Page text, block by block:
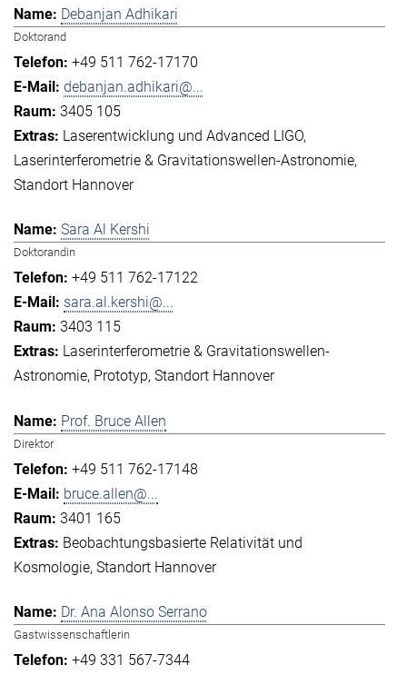
Debanjan Adhikari
Doktorand
+49 511 762-17170
debanjan.adhikari@...
3405 105
Laserentwicklung und Advanced LIGO
Laserinterferometrie & Gravitationswellen-Astronomie
Standort Hannover
Sara Al Kershi
Doktorandin
+49 511 762-17122
sara.al.kershi@...
3403 115
Laserinterferometrie & Gravitationswellen-
Astronomie Prototyp Standort Hannover
Prof. Bruce Allen
Direktor
+49 511 762-17148
bruce.allen@...
3401 165
Beobachtungsbasierte Relativität und
Kosmologie Standort Hannover
Dr. Ana Alonso Serrano
Gastwissenschaftlerin
+49 331 567-7344